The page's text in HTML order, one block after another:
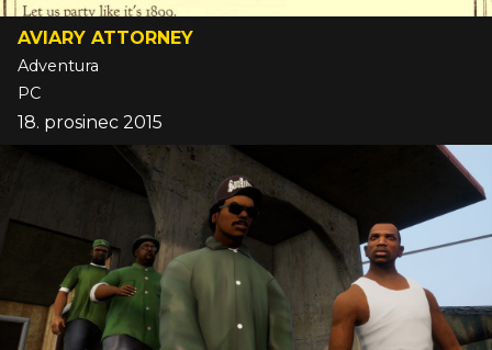
AVIARY ATTORNEY
Adventura
PC
18. prosinec 2015